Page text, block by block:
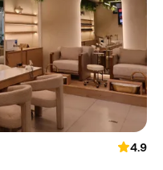
4.9